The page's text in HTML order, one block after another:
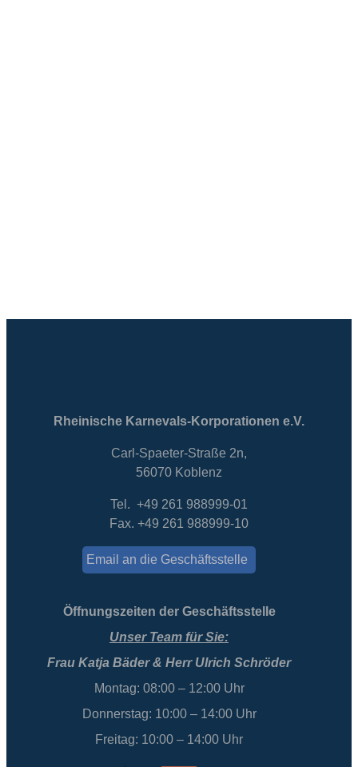
Rheinische Karnevals-Korporationen e.V.
Carl-Spaeter-Straße 2n,
56070 Koblenz
Tel. +49 261 988999-01
Fax. +49 261 988999-10
Email an die Geschäftsstelle
Öffnungszeiten der Geschäftsstelle
Unser Team für Sie:
Frau Katja Bäder & Herr Ulrich Schröder
Montag: 08:00 – 12:00 Uhr
Donnerstag: 10:00 – 14:00 Uhr
Freitag: 10:00 – 14:00 Uhr